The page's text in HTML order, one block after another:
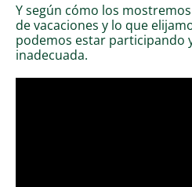
Y según cómo los
de vacaciones y lo que
podemos estar participando
inadecuada.